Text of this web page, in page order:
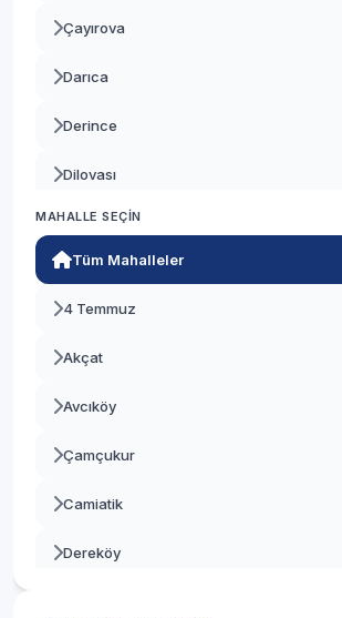
Çayırova
Darıca
Derince
Dilovası
Gebze
Gölcük
Karamürsel
Kartepe
Körfez
MAHALLE SEÇIN
Tüm Mahalleler
4 Temmuz
Akçat
Avcıköy
Çamçukur
Camiatik
Dereköy